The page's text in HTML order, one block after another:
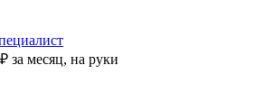
₽ за месяц, на руки